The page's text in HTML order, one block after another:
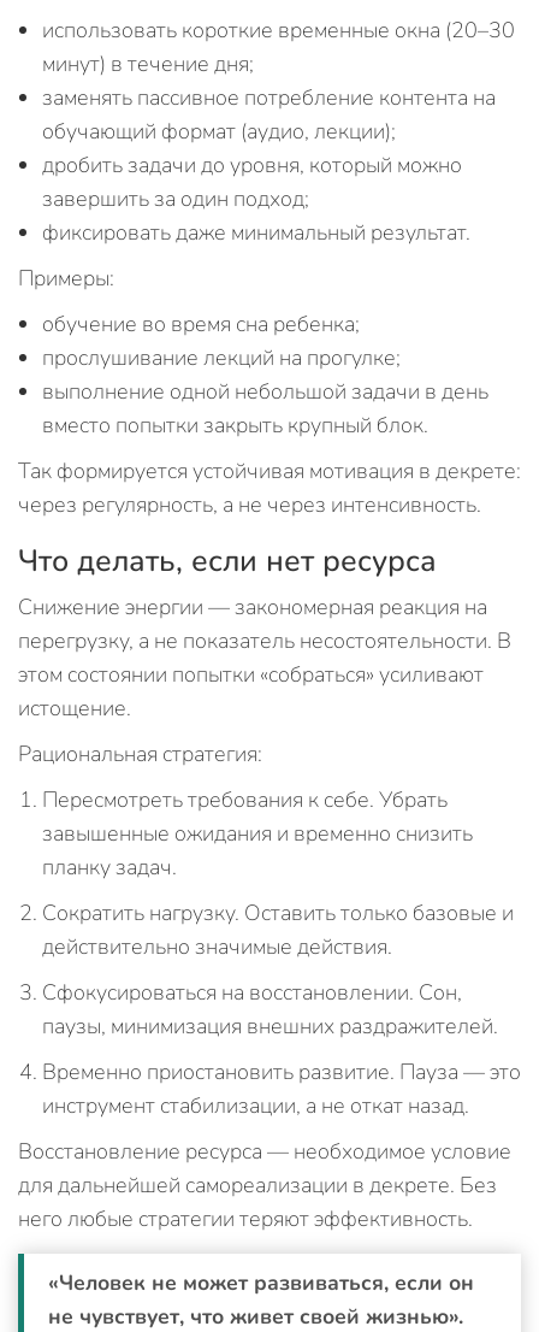
использовать короткие временные окна (20–30
минут) в течение дня;
заменять пассивное потребление контента на
обучающий формат (аудио, лекции);
дробить задачи до уровня, который можно
завершить за один подход;
фиксировать даже минимальный результат.
Примеры:
обучение во время сна ребенка;
прослушивание лекций на прогулке;
выполнение одной небольшой задачи в день
вместо попытки закрыть крупный блок.
Так формируется устойчивая мотивация в декрете:
через регулярность, а не через интенсивность.
Что делать, если нет ресурса
Снижение энергии — закономерная реакция на
перегрузку, а не показатель несостоятельности. В
этом состоянии попытки «собраться» усиливают
истощение.
Рациональная стратегия:
Пересмотреть требования к себе. Убрать
завышенные ожидания и временно снизить
планку задач.
Сократить нагрузку. Оставить только базовые и
действительно значимые действия.
Сфокусироваться на восстановлении. Сон,
паузы, минимизация внешних раздражителей.
Временно приостановить развитие. Пауза — это
инструмент стабилизации, а не откат назад.
Восстановление ресурса — необходимое условие
для дальнейшей самореализации в декрете. Без
него любые стратегии теряют эффективность.
«Человек не может развиваться, если он
не чувствует, что живет своей жизнью».